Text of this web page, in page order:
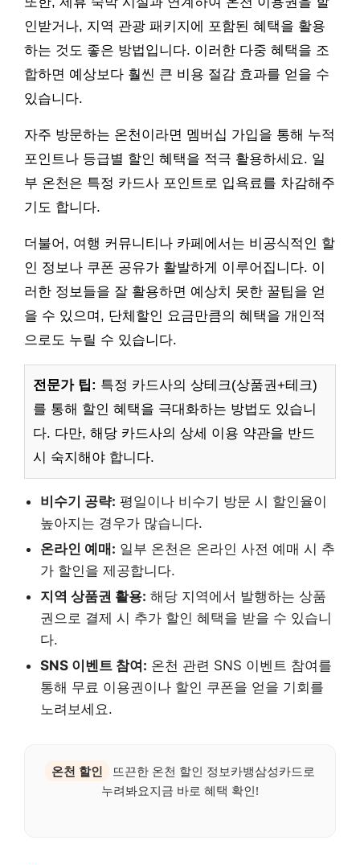
인받거나, 지역 관광 패키지에 포함된 혜택을 활용
하는 것도 좋은 방법입니다. 이러한 다중 혜택을 조
합하면 예상보다 훨씬 큰 비용 절감 효과를 얻을 수
있습니다.
자주 방문하는 온천이라면 멤버십 가입을 통해 누적
포인트나 등급별 할인 혜택을 적극 활용하세요. 일
부 온천은 특정 카드사 포인트로 입욕료를 차감해주
기도 합니다.
더불어, 여행 커뮤니티나 카페에서는 비공식적인 할
인 정보나 쿠폰 공유가 활발하게 이루어집니다. 이
러한 정보들을 잘 활용하면 예상치 못한 꿀팁을 얻
을 수 있으며, 단체할인 요금만큼의 혜택을 개인적
으로도 누릴 수 있습니다.
전문가 팁: 특정 카드사의 상테크(상품권+테크)
를 통해 할인 혜택을 극대화하는 방법도 있습니
다. 다만, 해당 카드사의 상세 이용 약관을 반드
시 숙지해야 합니다.
비수기 공략: 평일이나 비수기 방문 시 할인율이
높아지는 경우가 많습니다.
온라인 예매: 일부 온천은 온라인 사전 예매 시 추
가 할인을 제공합니다.
지역 상품권 활용: 해당 지역에서 발행하는 상품
권으로 결제 시 추가 할인 혜택을 받을 수 있습니
다.
SNS 이벤트 참여: 온천 관련 SNS 이벤트 참여를
통해 무료 이용권이나 할인 쿠폰을 얻을 기회를
노려보세요.
온천 할인
뜨끈한 온천 할인 정보카뱅삼성카드로
누려봐요지금 바로 혜택 확인!